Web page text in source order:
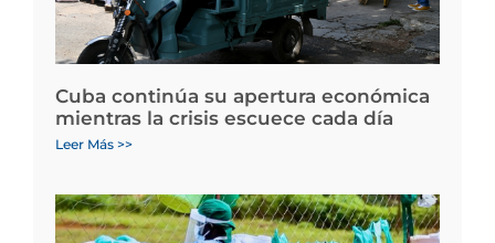
Cuba continúa su apertura económica
mientras la crisis escuece cada día
Leer Más >>